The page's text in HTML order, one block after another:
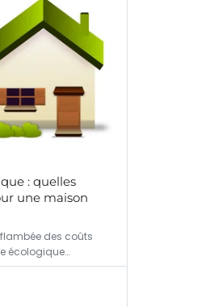
: quelles
une maison
des coûts
écologique…